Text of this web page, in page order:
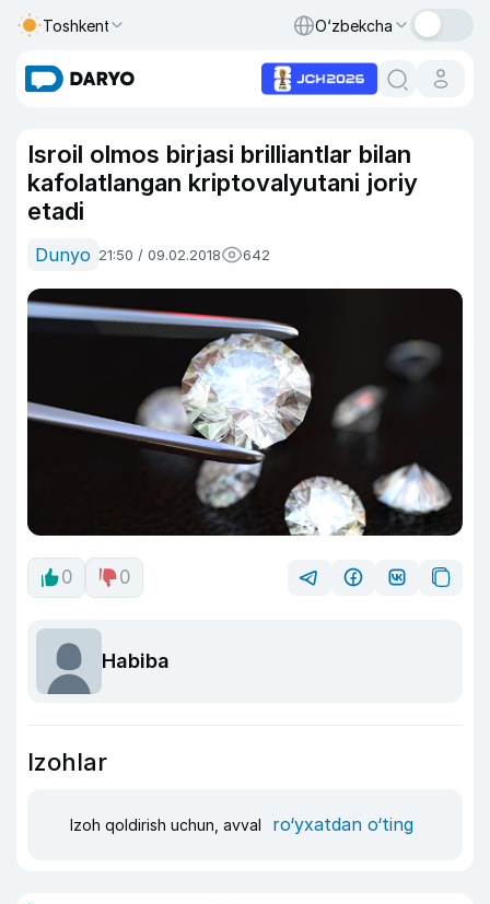
Toshkent O‘zbekcha
Isroil olmos birjasi brilliantlar bilan
kafolatlangan kriptovalyutani joriy
etadi
Dunyo 21:50 / 09.02.2018 642
0 0
Habiba
Izohlar
Izoh qoldirish uchun, avval ro‘yxatdan o‘ting